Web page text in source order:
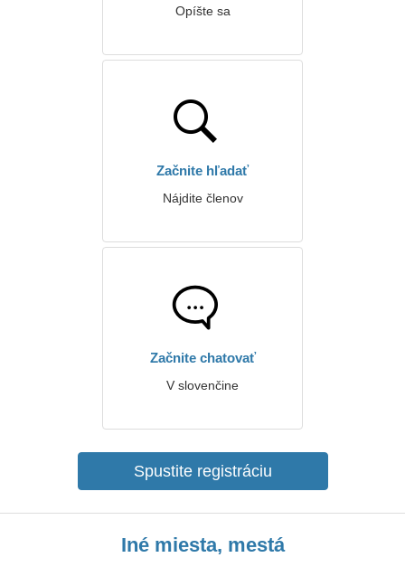
Opíšte sa
Začnite hľadať
Nájdite členov
Začnite chatovať
V slovenčine
Spustite registráciu
Iné miesta, mestá